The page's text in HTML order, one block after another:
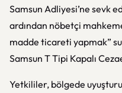
Samsun Adliyesi’ne sevk
ardından nöbetçi
madde ticareti yapmak”
Samsun T Tipi Kapalı
Yetkililer, bölgede